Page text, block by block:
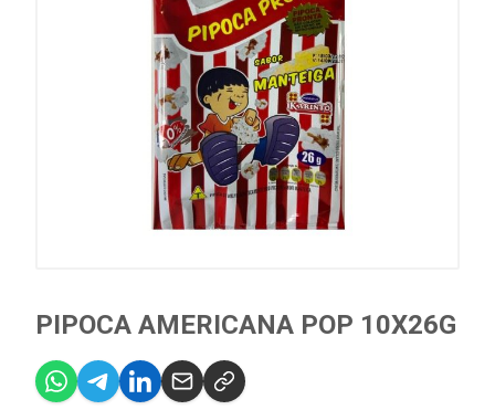
PIPOCA AMERICANA POP 10X26G